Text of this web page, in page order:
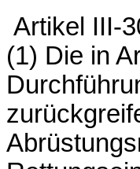
Artikel III-
(1) Die in